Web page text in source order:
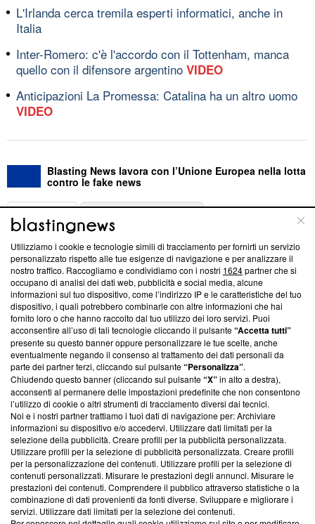
L'Irlanda cerca tremila esperti informatici, anche in
Italia
Inter-Romero: c'è l'accordo con il Tottenham, manca
quello con il difensore argentino VIDEO
Anticipazioni La Promessa: Catalina ha un altro uomo
VIDEO
Blasting News lavora con l’Unione Europea nella lotta
contro le fake news
ABOUT
Questa sezione offre informazioni trasparenti su Blasting
News, sui nostri processi editoriali e su come ci impegniamo a
creare news di qualità. Inoltre, afferma la nostra aderenza a
‘Trust Project - News with Integrity’Blasting News non è
ancora membro del programma, ma ha richiesto di farne
parte; Trust Project non ha ancora effettuato una verifica di
conformità agli standard.
Su di noi
Team editoriale
Corporate
Redazione
Informativa Privacy
Cookie Policy
Blasting SA, IDI CHE-247.845.224, Via Carlo Frasca, 3 - 6900
Utilizziamo i cookie e tecnologie simili di tracciamento per fornirti un servizio
personalizzato rispetto alle tue esigenze di navigazione e per analizzare il
nostro traffico. Raccogliamo e condividiamo con i nostri 1624partner che si
occupano di analisi dei dati web, pubblicità e social media, alcune
informazioni sul tuo dispositivo, come l’indirizzo IP e le caratteristiche del tuo
dispositivo, i quali potrebbero combinarle con altre informazioni che hai
fornito loro o che hanno raccolto dal tuo utilizzo dei loro servizi. Puoi
acconsentire all’uso di tali tecnologie cliccando il pulsante“Accetta tutti”
presente su questo banner oppure personalizzare le tue scelte, anche
eventualmente negando il consenso al trattamento dei dati personali da
parte dei partner terzi, cliccando sul pulsante“Personalizza”.
Chiudendo questo banner (cliccando sul pulsante“X”in alto a destra),
acconsenti al permanere delle impostazioni predefinite che non consentono
l’utilizzo di cookie o altri strumenti di tracciamento diversi dai tecnici.
Noi e i nostri partner trattiamo i tuoi dati di navigazione per: Archiviare
informazioni su dispositivo e/o accedervi. Utilizzare dati limitati per la
selezione della pubblicità. Creare profili per la pubblicità personalizzata.
Utilizzare profili per la selezione di pubblicità personalizzata. Creare profili
per la personalizzazione dei contenuti. Utilizzare profili per la selezione di
contenuti personalizzati. Misurare le prestazioni degli annunci. Misurare le
prestazioni dei contenuti. Comprendere il pubblico attraverso statistiche o la
combinazione di dati provenienti da fonti diverse. Sviluppare e migliorare i
servizi. Utilizzare dati limitati per la selezione dei contenuti.